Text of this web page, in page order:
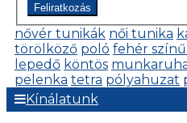
Feliratkozás
nővér tunikák női tunika
törölköző poló fehér
lepedő köntös
pelenka tetra pólyahuzat
Kínálatunk